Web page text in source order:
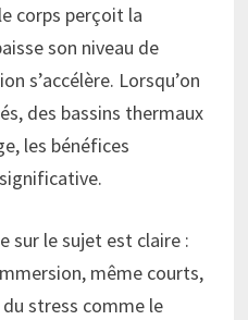
corps perçoit la
son niveau de
s’accélère. Lorsqu’on
des bassins thermaux
les bénéfices
sur le sujet est claire :
même courts,
stress comme le